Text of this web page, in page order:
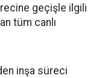
geçişle ilgili
tüm canlı
inşa süreci